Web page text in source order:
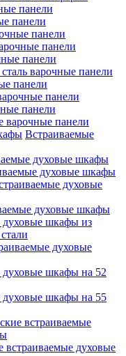
панели
панели
панели
панели
панели
варочные панели
панели
панели
панели
варочные панели
Встраиваемые
духовые шкафы
духовые шкафы
духовые
духовые шкафы
духовые шкафы из
духовые
духовые шкафы на 52
духовые шкафы на 55
встраиваемые
встраиваемые духовые